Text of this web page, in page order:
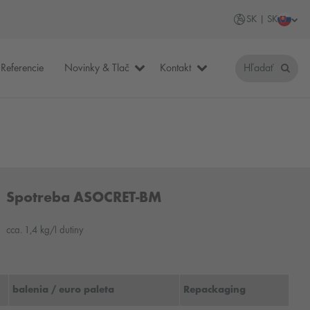
SK | SK
Referencie Novinky & Tlač Kontakt Hľadať
Spotreba ASOCRET-BM
cca. 1,4 kg/l dutiny
balenia / euro paleta Repackaging